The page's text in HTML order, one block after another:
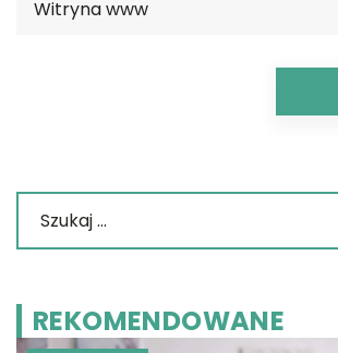
REKOMENDOWANE